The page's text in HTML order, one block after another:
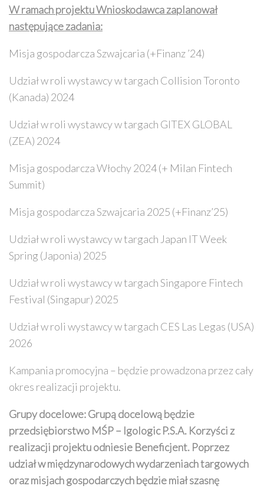
W ramach projektu Wnioskodawca zaplanował
następujące zadania:
Misja gospodarcza Szwajcaria (+Finanz ’24)
Udział w roli wystawcy w targach Collision Toronto
(Kanada) 2024
Udział w roli wystawcy w targach GITEX GLOBAL
(ZEA) 2024
Misja gospodarcza Włochy 2024 (+ Milan Fintech
Summit)
Misja gospodarcza Szwajcaria 2025 (+Finanz’25)
Udział w roli wystawcy w targach Japan IT Week
Spring (Japonia) 2025
Udział w roli wystawcy w targach Singapore Fintech
Festival (Singapur) 2025
Udział w roli wystawcy w targach CES Las Legas (USA)
2026
Kampania promocyjna – będzie prowadzona przez cały
okres realizacji projektu.
Grupy docelowe:Grupą docelową będzie
przedsiębiorstwo MŚP – Igologic P.S.A. Korzyści z
realizacji projektu odniesie Beneficjent. Poprzez
udział w międzynarodowych wydarzeniach targowych
oraz misjach gospodarczych będzie miał szasnę